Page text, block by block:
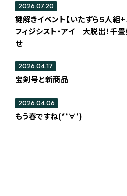
謎解きイベント【いたずら５人
フィジシスト・アイ 大脱出！千
せ
2026.07.20
宝剣号と新商品
2026.04.17
もう春ですね(*‘∀‘)
2026.04.06